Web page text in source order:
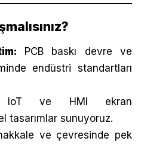
PCB baskı devre ve
endüstri standartları
ve HMI ekran
tasarımlar sunuyoruz.
ve çevresinde pek